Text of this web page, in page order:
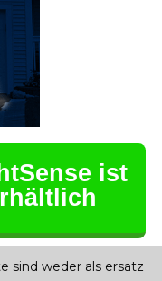
ist
sind weder als ersatz